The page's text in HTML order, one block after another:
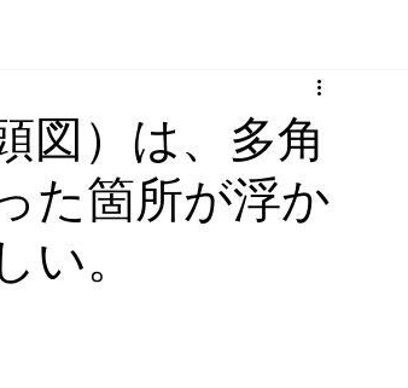
図）は、多角
た箇所が浮か
い。